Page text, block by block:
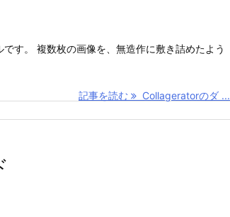
す。 複数枚の画像を、無造作に敷き詰めたよう
記事を読む Collageratorのダ ...